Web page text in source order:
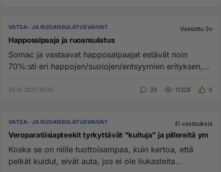
VATSA- JA RUOANSULATUSVAIVAT Vastattu 3v
Happosalpaaja ja ruoansulatus
Somac ja vastaavat happosalpaajat estävät noin
70%:sti eri happojen/suolojen/entsyymien erityksen,
25.10.2017 15:33 33 11328 0
VATSA- JA RUOANSULATUSVAIVAT Ei vastauksia
Veroparatiisiapteekit tyrkyttävät "kuituja" ja pillereitä ym
Koska se on niille tuottoisampaa, kuin kertoa, että
pelkät kuidut, eivät auta, jos ei ole liukasteita